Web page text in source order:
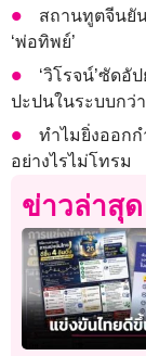
สถานทูตจีนยั
‘พ่อทิพย์’
‘วิโรจน์’ซัด
ปะปนในระบบกว่
ทำไมยิ่งออก
อย่างไรไม่โทรม
ข่าวล่าสุด